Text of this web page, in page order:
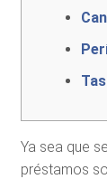
Ya sea que
préstamos